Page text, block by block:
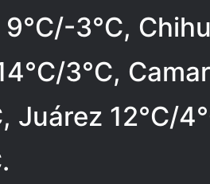
3°C,
3°C,
Juárez 12°C/